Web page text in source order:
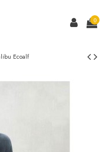
0
Ecoalf